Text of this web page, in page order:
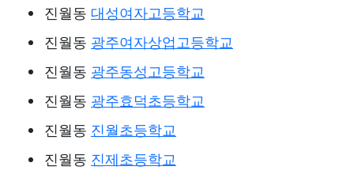
진월동 대성여자고등학교
진월동 광주여자상업고등학교
진월동 광주동성고등학교
진월동 광주효덕초등학교
진월동 진월초등학교
진월동 진제초등학교